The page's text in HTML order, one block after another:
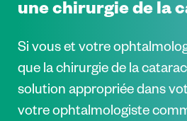
une chirurgie de la
Si vous et votre
que la chirurgie de la
solution appropriée dans
votre ophtalmologiste